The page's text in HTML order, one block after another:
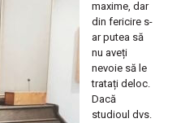
maxime, dar
din fericire s-
ar putea să
nu aveți
nevoie să le
tratați deloc.
Dacă
studioul dvs.